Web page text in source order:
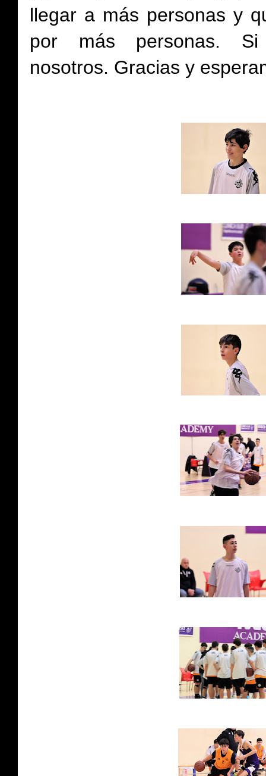
llegar a más personas y
por más personas.
nosotros. Gracias y